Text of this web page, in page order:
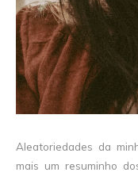
Aleatoriedades da
mais um resuminho